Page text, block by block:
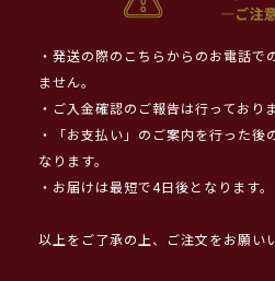
・発送の際のこちらからのお電話で
ません。
・ご入金確認のご報告は行っており
・「お支払い」のご案内を行った後
なります。
・お届けは最短で4日後となります。
以上をご了承の上、ご注文をお願い